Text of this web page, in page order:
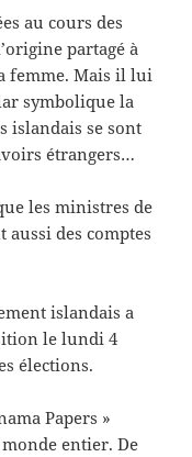
au cours des
partagé à
femme. Mais il lui
symbolique la
islandais se sont
étrangers…
les ministres de
aussi des comptes
islandais a
le lundi 4
élections.
Papers »
entier. De